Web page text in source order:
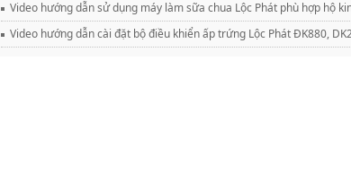
Video hướng dẫn sử dụng máy làm sữa chua Lộc Phát phù hợp hộ
Video hướng dẫn cài đặt bộ điều khiển ấp trứng Lộc Phát ĐK880,